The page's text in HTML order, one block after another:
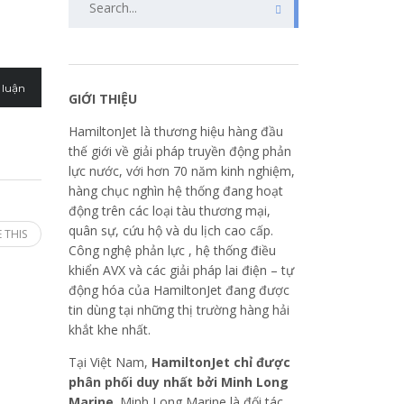
THIS
GIỚI THIỆU
HamiltonJet là thương hiệu hàng đầu
thế giới về giải pháp truyền động phản
lực nước, với hơn 70 năm kinh nghiệm,
hàng chục nghìn hệ thống đang hoạt
động trên các loại tàu thương mại,
quân sự, cứu hộ và du lịch cao cấp.
Công nghệ phản lực , hệ thống điều
khiển AVX và các giải pháp lai điện – tự
động hóa của HamiltonJet đang được
tin dùng tại những thị trường hàng hải
khắt khe nhất.
Tại Việt Nam, HamiltonJet chỉ được
phân phối duy nhất bởi Minh Long